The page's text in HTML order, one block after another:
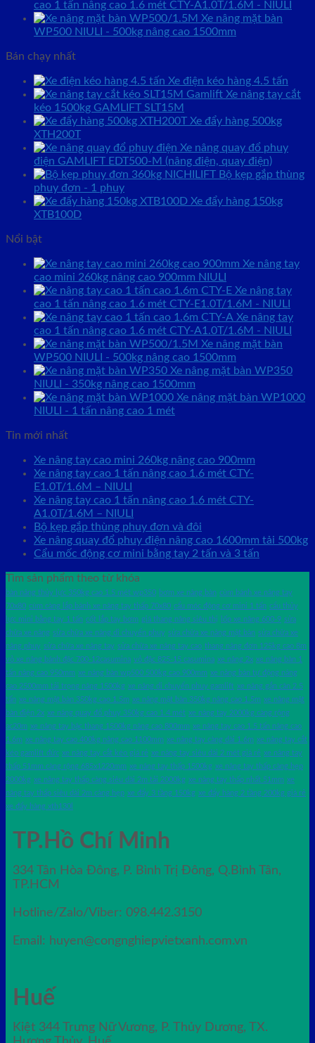
cao 1 tấn nâng cao 1.6 mét CTY-A1.0T/1.6M - NIULI
Xe nâng mặt bàn
WP500 NIULI - 500kg nâng cao 1500mm
Bán chạy nhất
Xe điện kéo hàng 4.5 tấn
Xe nâng tay cắt
kéo 1500kg GAMLIFT SLT15M
Xe đẩy hàng 500kg
XTH200T
Xe nâng quay đổ phuy
điện GAMLIFT EDT500-M (nâng điện, quay điện)
Bộ kẹp gắp thùng
phuy đơn - 1 phuy
Xe đẩy hàng 150kg
XTB100D
Nổi bật
Xe nâng tay
cao mini 260kg nâng cao 900mm NIULI
Xe nâng tay
cao 1 tấn nâng cao 1.6 mét CTY-E1.0T/1.6M - NIULI
Xe nâng tay
cao 1 tấn nâng cao 1.6 mét CTY-A1.0T/1.6M - NIULI
Xe nâng mặt bàn
WP500 NIULI - 500kg nâng cao 1500mm
Xe nâng mặt bàn WP350
NIULI - 350kg nâng cao 1500mm
Xe nâng mặt bàn WP1000
NIULI - 1 tấn nâng cao 1 mét
Tin mới nhất
Xe nâng tay cao mini 260kg nâng cao 900mm
Xe nâng tay cao 1 tấn nâng cao 1.6 mét CTY-
E1.0T/1.6M – NIULI
Xe nâng tay cao 1 tấn nâng cao 1.6 mét CTY-
A1.0T/1.6M – NIULI
Bộ kẹp gắp thùng phuy đơn và đôi
Xe nâng quay đổ phuy điện nâng cao 1600mm tải 500kg
Cẩu mốc động cơ mini bằng tay 2 tấn và 3 tấn
Tìm sản phẩm theo từ khóa
bàn nâng thủy lực 350kg cao 1.5 mét wp350 bơm xe nâng bàn cùm bánh xe nâng tay
70x80 cùm càng lắp bánh xe nâng tay thấp 70x80 cẩu móc động cơ mini 1 tấn cẩu thủy
lực mini bằng tay 1 tấn cốt lắp tay bơm giá thang nâng siêu thị lốp xe nâng 600-9 sửa
chữa xe nâng sửa chữa xe nâng di chuyển phuy sửa chữa xe nâng mặt bàn sửa chữa xe
nâng phuy sửa chữa xe nâng tay sửa chữa xe nâng tay cao thang nâng đơn 125kg cao 8m
vỏ xe nâng bánh đặc 700-12casumina vỏ đặc 825-15 casumina xe nâng 2x xe nâng bàn 1
tấn nâng cao 950mm xe nâng bàn wp500 500kg cao 900mm xe nâng bán tự động nâng
cao 2500mm tải trọng nâng 1500kg xe nâng di chuyển phuy gamlift xe nâng gắn cân 2.5
tấn xe nâng mặt bàn 350kg cao 1.5m xe nâng mặt bàn 350kg nâng cao 1.5m xe nâng mặt
bàn điện 2x xe nâng quay đổ phuy 350kg cao 1.4 mét xe nâng tay 2000kg càng rộng
ac20m xe nâng tay bậc thang 1500kg nâng cao 800mm xe nâng tay cao 1.5 tấn nâng cao
1.6m xe nâng tay cao 400kg nâng cao 1100mm xe nâng tay càng dài 1.6m xe nâng tay cắt
kéo gamlift đức xe nâng tay cắt kéo giá rẻ xe nâng tay siêu dài 2 mét giá rẻ xe nâng tay
thấp 51mm càng rộng 685x1220mm xe nâng tay thấp 1500kg xe nâng tay thấp càng hẹp
2000kg xe nâng tay thấp càng siêu dài 2m tải 2000kg xe nâng tay thấp nhất 51mm xe
nâng tay thấp siêu dài 2m càng hẹp xe đẩy 3 tầng 150kg xe đẩy hàng 2 tầng 200kg giá rẻ
xe đẩy hàng xth130l
TP.Hồ Chí Minh
334 Tân Hòa Đông, P. Bình Trị Đông, Q.Bình Tân,
TP.HCM
Hotline/Zalo/Viber: 098.442.3150
Email: huyen@congnghiepvietxanh.com.vn
Huế
Kiệt 344 Trưng Nữ Vương, P. Thủy Dương, TX.